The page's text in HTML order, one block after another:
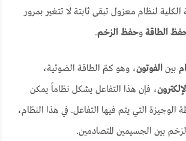
لنظام معزول تبقى ثابتة لا تتغير بمرور
الطاقة وحفظ الزخم.
بينالفوتون، وهو كمّ الطاقة الضوئية،
، فإن هذا التفاعل يشكل نظاماً يمكن
الوجيزة التي يتم فيها التفاعل. في هذا النظام،
بين الجسيمين المتصادمين.